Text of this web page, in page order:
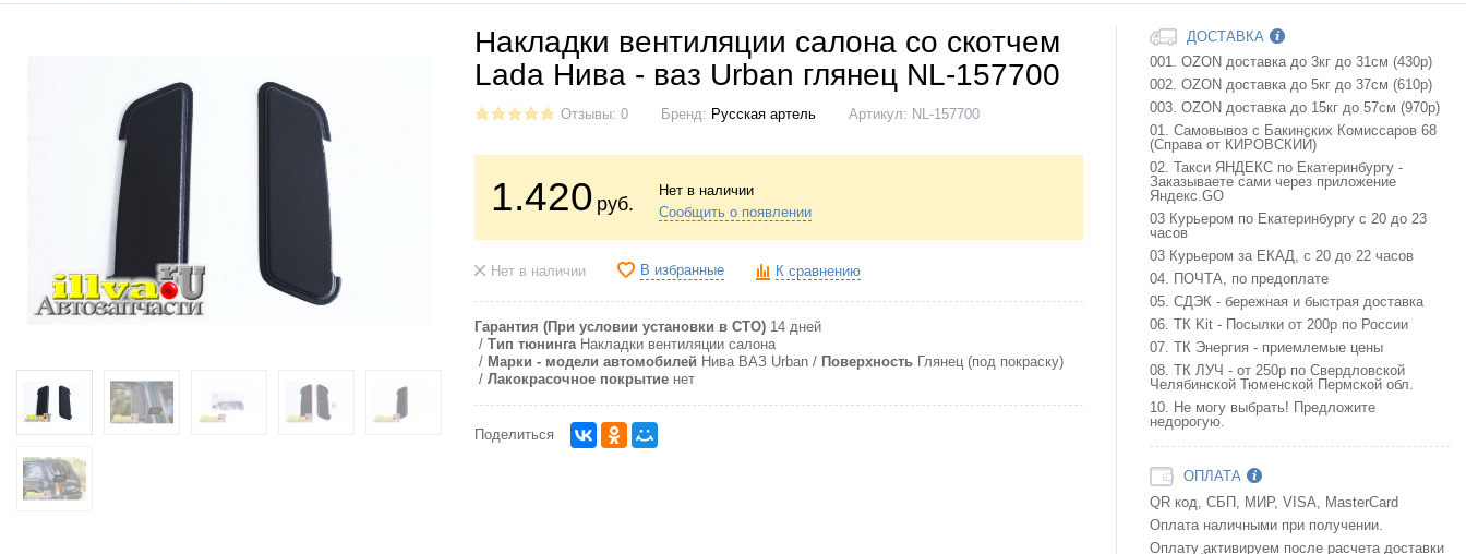
Накладки вентиляции салона со скотчем
Lada Нива - ваз Urban глянец NL-157700
Отзывы: 0 Бренд: Русская артель Артикул: NL-157700
1.420 руб.
Нет в наличии
Сообщить о появлении
Нет в наличии В избранные К сравнению
Гарантия (При условии установки в СТО) 14 дней
Тип тюнинга Накладки вентиляции салона
Марки - модели автомобилей Нива ВАЗ Urban Поверхность Глянец (под покраску)
Лакокрасочное покрытие нет
Поделиться
ДОСТАВКА
001. OZON доставка до 3кг до 31см (430р)
002. OZON доставка до 5кг до 37см (610р)
003. OZON доставка до 15кг до 57см (970р)
01. Самовывоз с Бакинских Комиссаров 68
(Справа от КИРОВСКИЙ)
02. Такси ЯНДЕКС по Екатеринбургу -
Заказываете сами через приложение
Яндекс.GO
03 Курьером по Екатеринбургу с 20 до 23
часов
03 Курьером за ЕКАД, с 20 до 22 часов
04. ПОЧТА, по предоплате
05. СДЭК - бережная и быстрая доставка
06. ТК Kit - Посылки от 200р по России
07. ТК Энергия - приемлемые цены
08. ТК ЛУЧ - от 250р по Свердловской
Челябинской Тюменской Пермской обл.
10. Не могу выбрать! Предложите
недорогую.
ОПЛАТА
QR код, СБП, МИР, VISA, MasterCard
Оплата наличными при получении.
Оплату активируем после расчета доставки